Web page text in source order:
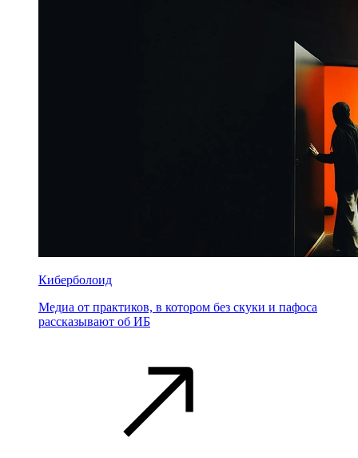
Киберболоид
Медиа от практиков, в котором без скуки и пафоса
рассказывают об ИБ